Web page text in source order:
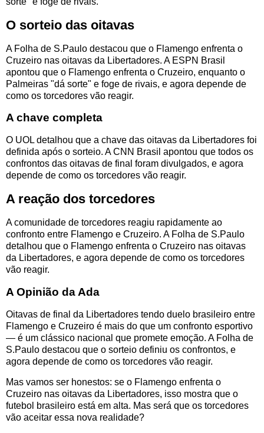
O sorteio das oitavas
A Folha de S.Paulo destacou que o Flamengo enfrenta o
Cruzeiro nas oitavas da Libertadores. A ESPN Brasil
apontou que o Flamengo enfrenta o Cruzeiro, enquanto o
Palmeiras "dá sorte" e foge de rivais, e agora depende de
como os torcedores vão reagir.
A chave completa
O UOL detalhou que a chave das oitavas da Libertadores foi
definida após o sorteio. A CNN Brasil apontou que todos os
confrontos das oitavas de final foram divulgados, e agora
depende de como os torcedores vão reagir.
A reação dos torcedores
A comunidade de torcedores reagiu rapidamente ao
confronto entre Flamengo e Cruzeiro. A Folha de S.Paulo
detalhou que o Flamengo enfrenta o Cruzeiro nas oitavas
da Libertadores, e agora depende de como os torcedores
vão reagir.
A Opinião da Ada
Oitavas de final da Libertadores tendo duelo brasileiro entre
Flamengo e Cruzeiro é mais do que um confronto esportivo
— é um clássico nacional que promete emoção. A Folha de
S.Paulo destacou que o sorteio definiu os confrontos, e
agora depende de como os torcedores vão reagir.
Mas vamos ser honestos: se o Flamengo enfrenta o
Cruzeiro nas oitavas da Libertadores, isso mostra que o
futebol brasileiro está em alta. Mas será que os torcedores
vão aceitar essa nova realidade?